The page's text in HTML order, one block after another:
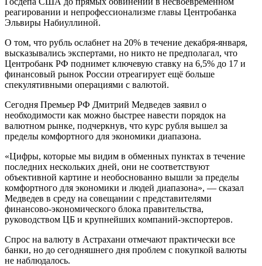
реагировании и непрофессионализме главы Центробанка
Эльвиры Набиуллиной.
О том, что рубль ослабнет на 20% в течение декабря-января,
высказывались экспертами, но никто не предполагал, что
Центробанк РФ поднимет ключевую ставку на 6,5% до 17 и
финансовый рынок России отреагирует ещё больше
спекулятивными операциями с валютой.
Сегодня Премьер РФ Дмитрий Медведев заявил о
необходимости как можно быстрее навести порядок на
валютном рынке, подчеркнув, что курс рубля вышел за
пределы комфортного для экономики диапазона.
«Цифры, которые мы видим в обменных пунктах в течение
последних нескольких дней, они не соответствуют
объективной картине и необоснованно вышли за пределы
комфортного для экономики и людей диапазона», — сказал
Медведев в среду на совещании с представителями
финансово-экономического блока правительства,
руководством ЦБ и крупнейших компаний-экспортеров.
Спрос на валюту в Астрахани отмечают практически все
банки, но до сегодняшнего дня проблем с покупкой валюты
не наблюдалось.